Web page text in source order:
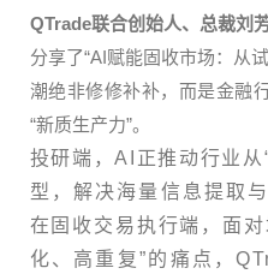
QTrade联合创始人、总裁刘
分享了“AI赋能固收市场：从
潮绝非修修补补，而是金融
“新质生产力”。
投研端，AI正推动行业从
型，解决海量信息提取
在固收交易执行端，面
化、高重复”的痛点，